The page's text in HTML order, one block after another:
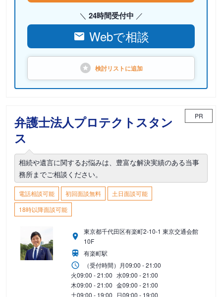
24時間受付中
Webで相談
検討リストに追加
弁護士法人プロテクトスタン
ス
PR
相続や遺言に関するお悩みは、豊富な解決実績のある当事
務所までご相談ください。
電話相談可能 初回面談無料
土日面談可能
18時以降面談可能
東京都千代田区有楽町2-10-1 東京交通会館
10F
有楽町駅
（受付時間） 月09:00 - 21:00
火09:00 - 21:00 水09:00 - 21:00
木09:00 - 21:00 金09:00 - 21:00
土09:00 - 19:00 日09:00 - 19:00